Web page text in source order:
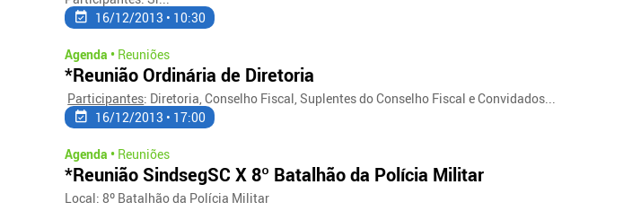
16/12/2013 • 10:30
Agenda • Reuniões
*Reunião Ordinária de Diretoria
Participantes: Diretoria, Conselho Fiscal, Suplentes do Conselho Fiscal e Convidados...
16/12/2013 • 17:00
Agenda • Reuniões
*Reunião SindsegSC X 8º Batalhão da Polícia Militar
Local: 8º Batalhão da Polícia Militar